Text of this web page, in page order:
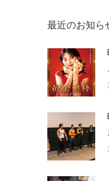
最近のお知ら